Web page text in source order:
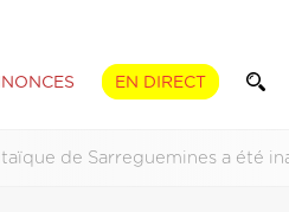
EN DIRECT
de Sarreguemines a été